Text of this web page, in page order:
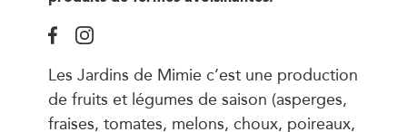
Les Jardins de Mimie c’est une production
de fruits et légumes de saison (asperges,
fraises, tomates, melons, choux, poireaux,